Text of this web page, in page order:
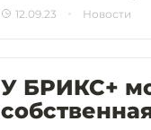
12.09.23 Новости
У БРИКС+